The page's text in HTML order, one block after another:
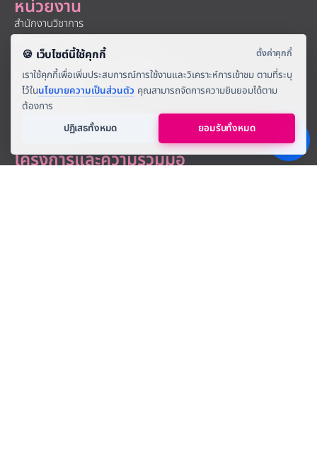
หน่วยงาน
สำนักงานวิชาการ
Office of International Relations
ศูนย์สนับสนุนและพัฒนาการเรียนการสอน
สำนักงานการคลัง
สำนักงานทุนการศึกษา
ศูนย์สหกิจศึกษาและพัฒนาอาชีพ
โครงการและความร่วมมือ